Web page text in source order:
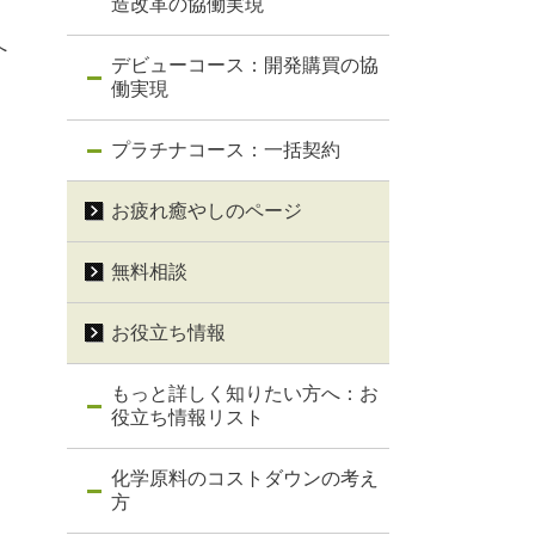
造改革の協働実現
デビューコース：開発購買の協
働実現
プラチナコース：一括契約
お疲れ癒やしのページ
無料相談
お役立ち情報
もっと詳しく知りたい方へ：お
役立ち情報リスト
化学原料のコストダウンの考え
方